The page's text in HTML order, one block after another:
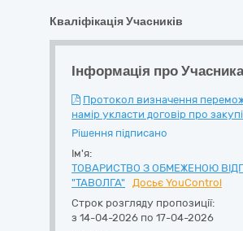
Кваліфікація Учасників
Інформація про Учасника
Протокол визначення
намір укласти договір про
Рішення підписано
Ім'я:
ТОВАРИСТВО З ОБМЕЖЕНОЮ
"ТАВОЛГА"
Досьє YouControl
Строк розгляду пропозиції:
з 14-04-2026 по 17-04-2026